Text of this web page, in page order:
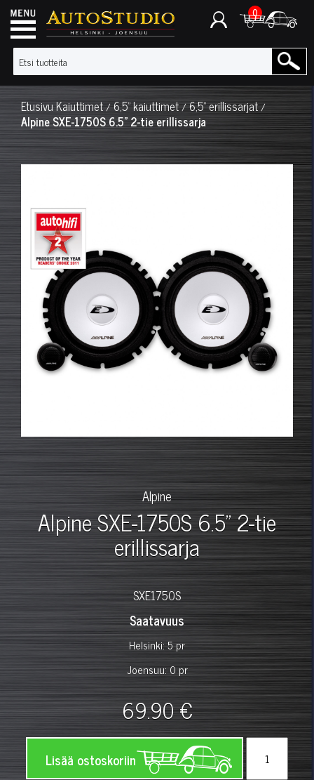
0
EtusivuKaiuttimet/6,5" kaiuttimet/6,5" erillissarjat/
Alpine SXE-1750S 6.5" 2-tie erillissarja
Alpine
Alpine SXE-1750S 6.5" 2-tie
erillissarja
SXE1750S
Saatavuus
Helsinki: 5 pr
Joensuu: 0 pr
69.90 €
Lisää ostoskoriin